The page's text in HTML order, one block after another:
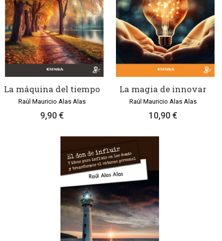
La máquina del tiempo
Raúl Mauricio Alas Alas
9,90 €
La magia de innovar
Raúl Mauricio Alas Alas
10,90 €